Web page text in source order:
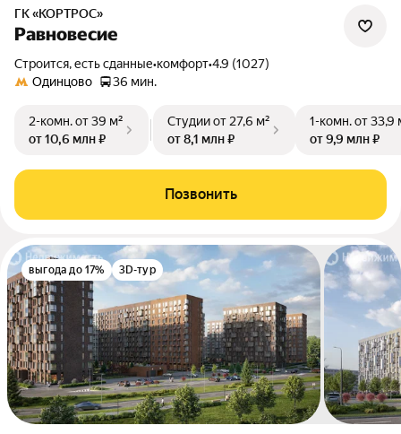
ГК «КОРТРОС»
Равновесие
Строится, есть сданные•комфорт•4.9 (1027)
Одинцово
36 мин.
2-комн.от 39 м²
от 10,6 млн ₽
Студииот 27,6 м²
от 8,1 млн ₽
1-комн.от 33,9
от 9,9 млн ₽
Позвонить
выгода до 17% 3D-тур